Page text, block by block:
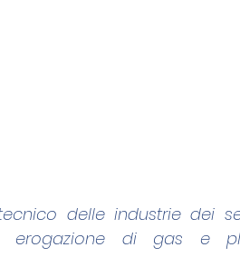
delle industrie dei
di gas e